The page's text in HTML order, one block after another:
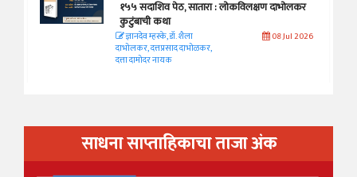
१५५ सदाशिव पेठ, सातारा : लोकविलक्षण दाभोलकर
कुटुंबाची कथा
ज्ञानदेव म्हस्के, डॉ. शैला
दाभोलकर, दत्तप्रसाद दाभोळकर,
दत्ता दामोदर नायक
08 Jul 2026
साधना साप्ताहिकाचा ताजा अंक